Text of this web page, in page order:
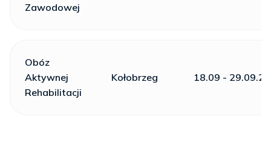
Zawodowej
Obóz
Aktywnej
Rehabilitacji
Kołobrzeg 18.09 -